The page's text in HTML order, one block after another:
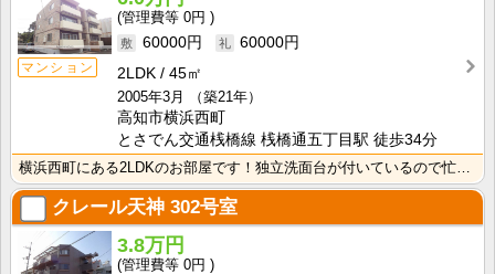
マンション
0円
60000円
60000円
2LDK
45㎡
2005年3月
（築21年）
高知市横浜西町
とさでん交通桟橋線 桟橋通五丁目駅 徒歩34分
横浜西町にある2LDKのお部屋です！独立洗面台が付いているので忙しい朝の身支度も快適です！室内洗濯機･･･
クレール天神 302号室
3.8万円
0円